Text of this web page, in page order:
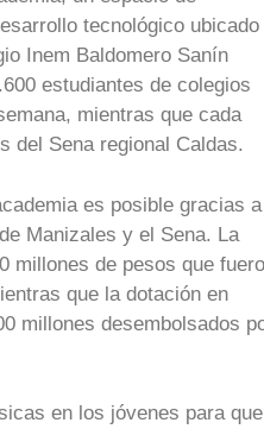
tecnológico ubicado
Inem Baldomero Sanín
estudiantes de colegios
mientras que cada
del Sena regional Caldas.
es posible gracias a
Manizales y el Sena. La
millones de pesos que
que la dotación en
millones desembolsados
en los jóvenes para que